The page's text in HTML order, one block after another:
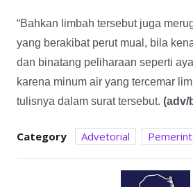
“Bahkan limbah tersebut juga
yang berakibat perut mual, bila
dan binatang peliharaan seperti
karena minum air yang tercemar
tulisnya dalam surat tersebut. (adv/
Category Advetorial